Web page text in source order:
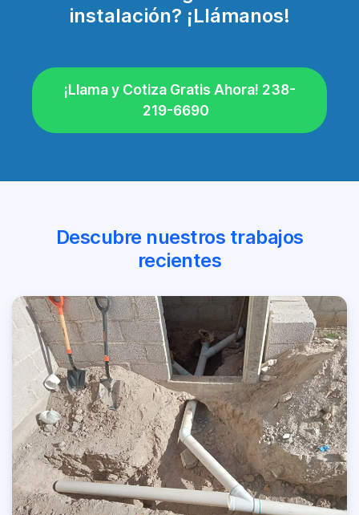
instalación? ¡Llámanos!
¡Llama y Cotiza Gratis Ahora! 238-
219-6690
Descubre nuestros trabajos
recientes